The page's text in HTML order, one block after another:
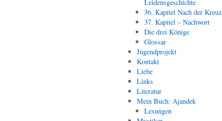
Leidensgeschichte
36. Kapitel Nach der
37. Kapitel – Nachwort
Die drei Könige
Glossar
Jugendprojekt
Kontakt
Liebe
Links
Literatur
Mein Buch: Ajandek
Lesungen